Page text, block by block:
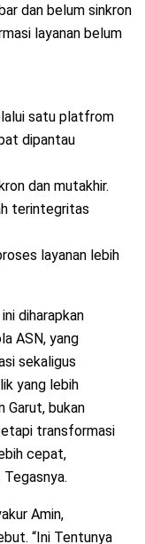
dan belum sinkron
layanan belum
satu platfrom
dipantau
dan mutakhir.
terintegritas
layanan lebih
diharapkan
ASN, yang
sekaligus
yang lebih
Garut, bukan
transformasi
cepat,
Amin,
“Ini Tentunya